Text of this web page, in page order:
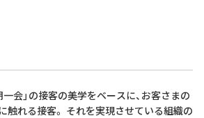
一会」の接客の美学をベースに、お客さまの
触れる接客。 それを実現させている組織の